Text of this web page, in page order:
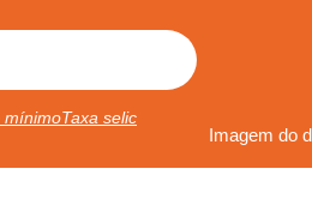
mínimoTaxa selic
Imagem do